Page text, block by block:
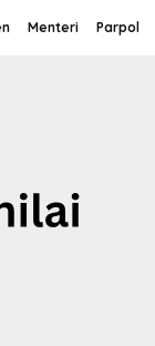
Menteri Parpol